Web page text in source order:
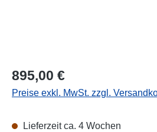
Regulärer Preis:
895,00 €
Preise exkl. MwSt. zzgl.
Lieferzeit ca. 4 Wochen